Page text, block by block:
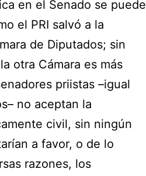
en el Senado se puede
el PRI salvó a la
de Diputados; sin
otra Cámara es más
priistas –igual
no aceptan la
civil, sin ningún
a favor, o de lo
razones, los